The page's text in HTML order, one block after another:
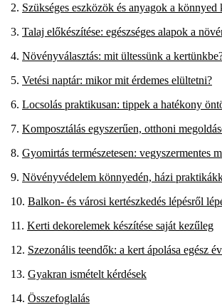
Szükséges eszközök és anyagok a könnyed
Talaj előkészítése: egészséges alapok a
Növényválasztás: mit ültessünk a
Vetési naptár: mikor mit érdemes elültetni?
Locsolás praktikusan: tippek a hatékony
Komposztálás egyszerűen, otthoni
Gyomirtás természetesen: vegyszermentes
Növényvédelem könnyedén, házi
Balkon- és városi kertészkedés lépésről
Kerti dekorelemek készítése saját kezűleg
Szezonális teendők: a kert ápolása egész
Gyakran ismételt kérdések
Összefoglalás